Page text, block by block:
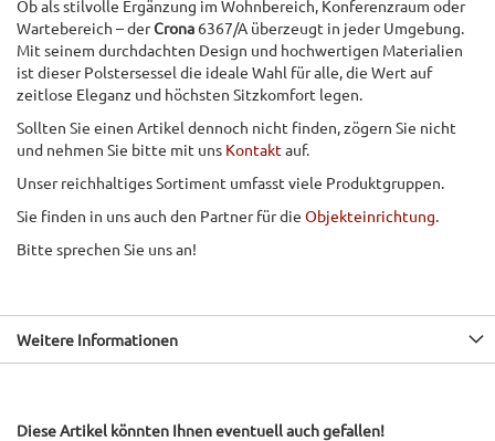
Ob als stilvolle Ergänzung im Wohnbereich, Konferenzraum oder
Wartebereich – derCrona 6367/A überzeugt in jeder Umgebung.
Mit seinem durchdachten Design und hochwertigen Materialien
ist dieser Polstersessel die ideale Wahl für alle, die Wert auf
zeitlose Eleganz und höchsten Sitzkomfort legen.
Sollten Sie einen Artikel dennoch nicht finden, zögern Sie nicht
und nehmen Sie bitte mit uns Kontaktauf.
Unser reichhaltiges Sortiment umfasst viele Produktgruppen.
Sie finden in uns auch den Partner für die Objekteinrichtung.
Bitte sprechen Sie uns an!
Weitere Informationen
Diese Artikel könnten Ihnen eventuell auch gefallen!